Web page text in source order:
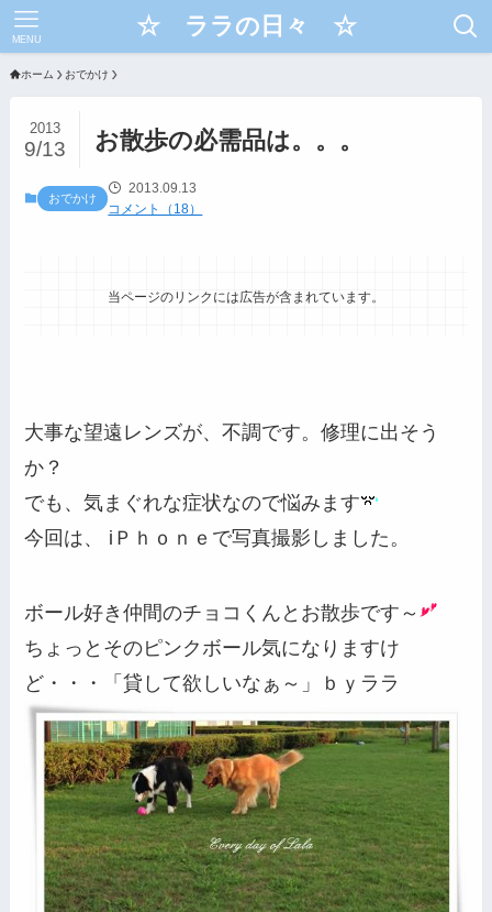
☆ ララの日々 ☆
MENU
ホーム おでかけ
お散歩の必需品は。。。
2013
9/13
おでかけ
2013.09.13
コメント（18）
当ページのリンクには広告が含まれています。
大事な望遠レンズが、不調です。修理に出そう
か？
でも、気まぐれな症状なので悩みます
今回は、 iＰｈｏｎｅで写真撮影しました。
ボール好き仲間のチョコくんとお散歩です～
ちょっとそのピンクボール気になりますけ
ど・・・「貸して欲しいなぁ～」ｂｙララ